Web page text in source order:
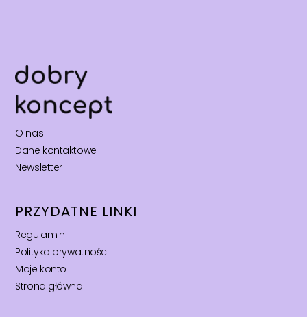
O nas
Dane kontaktowe
Newsletter
PRZYDATNE LINKI
Regulamin
Polityka prywatności
Moje konto
Strona główna